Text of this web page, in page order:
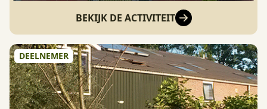
BEKIJK DE ACTIVITEIT
DEELNEMER